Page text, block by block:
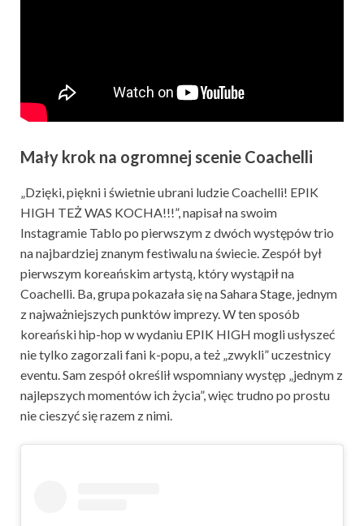
Mały krok na ogromnej scenie Coachelli
„Dzięki, piękni i świetnie ubrani ludzie Coachelli! EPIK
HIGH TEŻ WAS KOCHA!!!”, napisał na swoim
Instagramie Tablo po pierwszym z dwóch występów trio
na najbardziej znanym festiwalu na świecie. Zespół był
pierwszym koreańskim artystą, który wystąpił na
Coachelli. Ba, grupa pokazała się na Sahara Stage, jednym
z najważniejszych punktów imprezy. W ten sposób
koreański hip-hop w wydaniu EPIK HIGH mogli usłyszeć
nie tylko zagorzali fani k-popu, a też „zwykli” uczestnicy
eventu. Sam zespół określił wspomniany występ „jednym z
najlepszych momentów ich życia”, więc trudno po prostu
nie cieszyć się razem z nimi.